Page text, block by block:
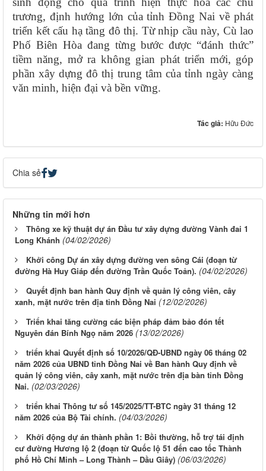
trương, định hướng lớn của tỉnh Đồng Nai về phát
triển kết cấu hạ tầng đô thị. Từ nhịp cầu này, Cù lao
Phố Biên Hòa đang từng bước được “đánh thức”
tiềm năng, mở ra không gian phát triển mới, góp
phần xây dựng đô thị trung tâm của tỉnh ngày càng
văn minh, hiện đại và bền vững.
Tác giả: Hữu Đức
Chia sẻ
Những tin mới hơn
Thông xe kỹ thuật dự án Đầu tư xây dựng đường Vành đai 1
Long Khánh (04/02/2026)
Khởi công Dự án xây dựng đường ven sông Cái (đoạn từ
đường Hà Huy Giáp đến đường Trần Quốc Toản). (04/02/2026)
Quyết định ban hành Quy định về quản lý công viên, cây
xanh, mặt nước trên địa tỉnh Đồng Nai (12/02/2026)
Triển khai tăng cường các biện pháp đảm bảo đón tết
Nguyên đán Bính Ngọ năm 2026 (13/02/2026)
triển khai Quyết định số 10/2026/QĐ-UBND ngày 06 tháng 02
năm 2026 của UBND tỉnh Đồng Nai về Ban hành Quy định về
quản lý công viên, cây xanh, mặt nước trên địa bàn tỉnh Đồng
Nai. (02/03/2026)
triển khai Thông tư số 145/2025/TT-BTC ngày 31 tháng 12
năm 2026 của Bộ Tài chính. (04/03/2026)
Khởi động dự án thành phần 1: Bồi thường, hỗ trợ tái định
cư đường Hương lộ 2 (đoạn từ Quốc lộ 51 đến cao tốc Thành
phố Hồ Chí Minh – Long Thành – Dầu Giây) (06/03/2026)